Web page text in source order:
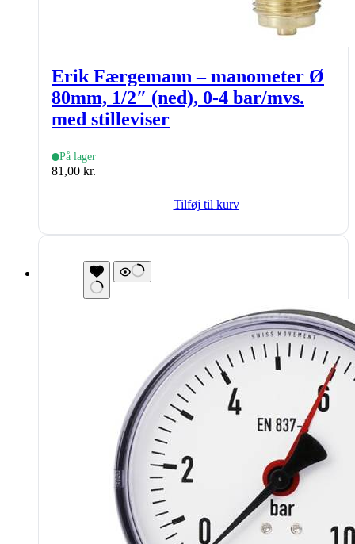
Erik Færgemann – manometer Ø
80mm, 1/2″ (ned), 0-4 bar/mvs.
med stilleviser
På lager
81,00 kr.
Tilføj til kurv